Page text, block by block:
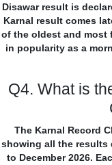
Disawar result is
Karnal result comes
of the oldest and most
in popularity as a
Q4. What is
The Karnal Record
showing all the results
to December 2026.